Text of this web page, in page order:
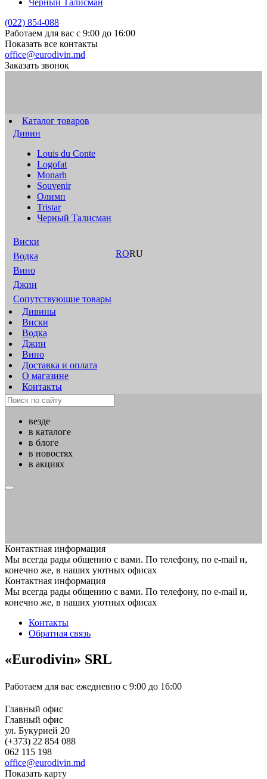
Черный Талисман
(022) 854-088
Работаем для вас с 9:00 до 16:00
Показать все контакты
office@eurodivin.md
Заказать звонок
Каталог товаров
Дивин
Louis du Conte
Logofat
Monarh
Souvenir
Олимп
Tristar
Черный Талисман
Виски
Водка
Вино
Джин
Сопутствующие товары
Дивины
Виски
Водка
Джин
Вино
Доставка и оплата
О магазине
Контакты
RORU
везде
в каталоге
в блоге
в новостях
в акциях
Контактная информация
Мы всегда рады общению с вами. По телефону, по e-mail и,
конечно же, в наших уютных офисах
Контактная информация
Мы всегда рады общению с вами. По телефону, по e-mail и,
конечно же, в наших уютных офисах
Контакты
Обратная связь
«Eurodivin» SRL
Работаем для вас ежедневно с 9:00 до 16:00
Главный офис
Главный офис
ул. Букурией 20
(+373) 22 854 088
062 115 198
office@eurodivin.md
Показать карту